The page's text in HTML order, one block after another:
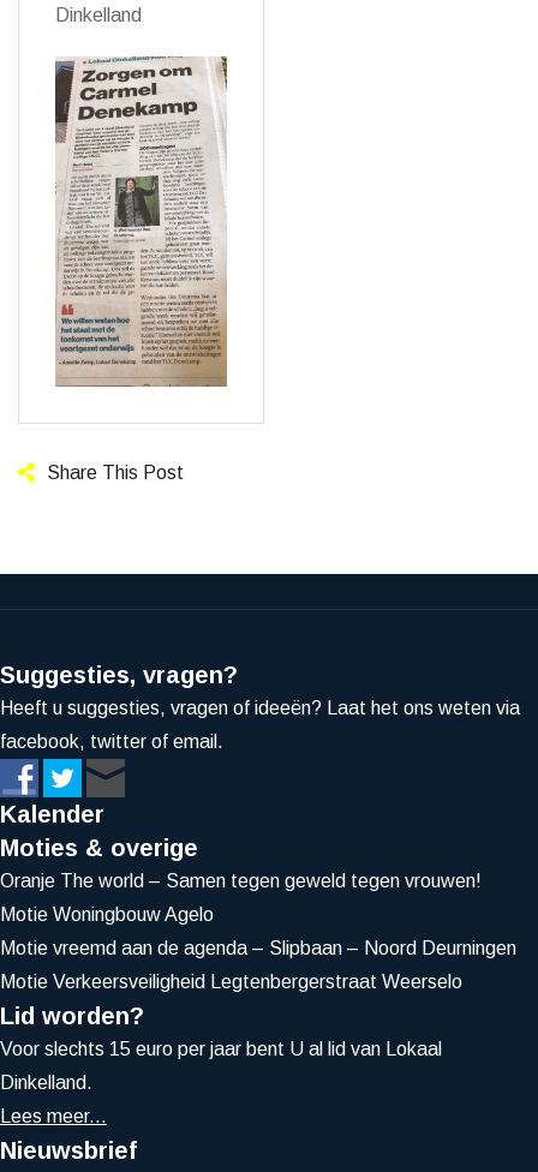
Dinkelland
Share This Post
Suggesties, vragen?
Heeft u suggesties, vragen of ideeën? Laat het ons weten via
facebook, twitter of email.
Kalender
Moties & overige
Oranje The world – Samen tegen geweld tegen vrouwen!
Motie Woningbouw Agelo
Motie vreemd aan de agenda – Slipbaan – Noord Deurningen
Motie Verkeersveiligheid Legtenbergerstraat Weerselo
Lid worden?
Voor slechts 15 euro per jaar bent U al lid van Lokaal
Dinkelland.
Lees meer...
Nieuwsbrief